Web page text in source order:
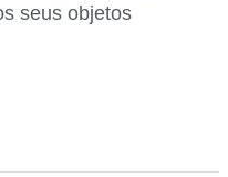
seus objetos